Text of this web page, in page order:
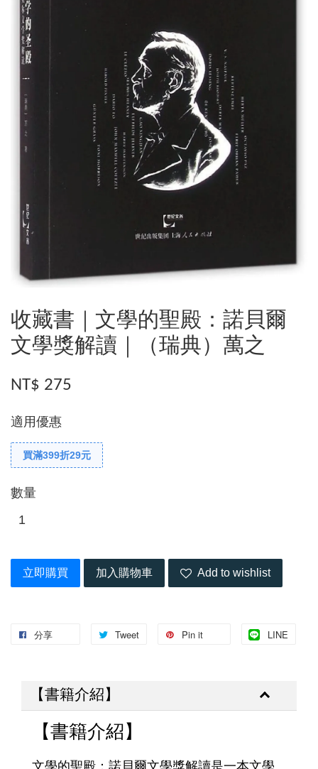
收藏書｜文學的聖殿：諾貝爾
文學獎解讀｜（瑞典）萬之
NT$ 275
適用優惠
買滿399折29元
數量
立即購買 加入購物車 Add to wishlist
分享 Tweet Pin it LINE
【書籍介紹】
【書籍介紹】
文學的聖殿：諾貝爾文學獎解讀是一本文學